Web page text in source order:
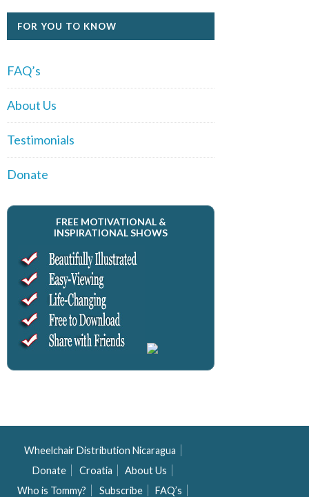
FOR YOU TO KNOW
FAQ’s
About Us
Testimonials
Donate
FREE MOTIVATIONAL &
INSPIRATIONAL SHOWS
Wheelchair Distribution Nicaragua
Donate
Croatia
About Us
Who is Tommy?
Subscribe
FAQ’s